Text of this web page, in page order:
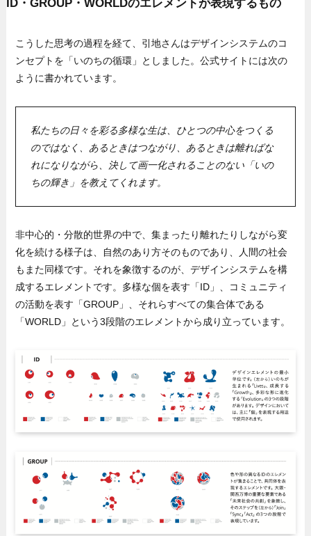
ID・GROUP・WORLDのエレメントが表現するもの
こうした思考の過程を経て、引地さんはデザインシステムのコ
ンセプトを「いのちの循環」としました。公式サイトには次の
ように書かれています。
私たちの日々を彩る多様な生は、ひとつの中心をつくる
のではなく、あるときはつながり、あるときは離ればな
れになりながら、決して画一化されることのない「いの
ちの輝き」を教えてくれます。
非中心的・分散的世界の中で、集まったり離れたりしながら変
化を続ける様子は、自然のあり方そのものであり、人間の社会
もまた同様です。それを象徴するのが、デザインシステムを構
成するエレメントです。多様な個を表す「ID」、コミュニティ
の活動を表す「GROUP」、それらすべての集合体である
「WORLD」という3段階のエレメントから成り立っています。